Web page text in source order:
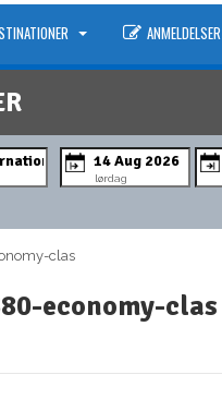
ANMELDELSER
lørdag
clas
economy-clas